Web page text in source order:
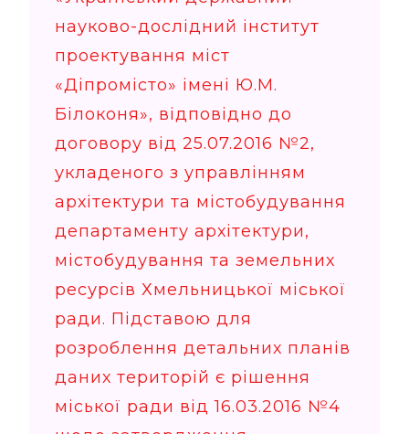
науково-дослідний інститут
проектування міст
«Діпромісто» імені Ю.М.
Білоконя», відповідно до
договору від 25.07.2016 №2,
укладеного з управлінням
архітектури та містобудування
департаменту архітектури,
містобудування та земельних
ресурсів Хмельницької міської
ради. Підставою для
розроблення детальних планів
даних територій є рішення
міської ради від 16.03.2016 №4